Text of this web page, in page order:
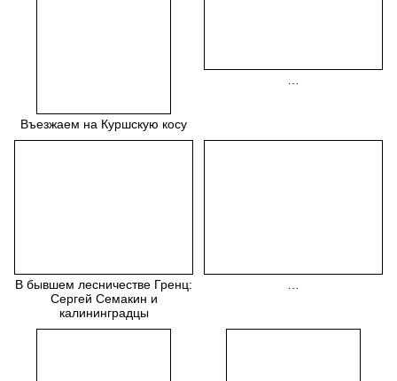
Въезжаем на Куршскую косу
В бывшем лесничестве Гренц:
Сергей Семакин и
калининградцы